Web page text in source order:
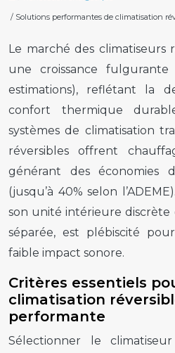
/ Solutions performantes de climatisation
Le marché des climatiseurs
une croissance fulgurante
estimations), reflétant la
confort thermique
systèmes de climatisation
réversibles offrent
générant des économies
(jusqu’à 40% selon
son unité intérieure
séparée, est plébiscité
faible impact sonore.
Critères essentiels
climatisation
performante
Sélectionner le